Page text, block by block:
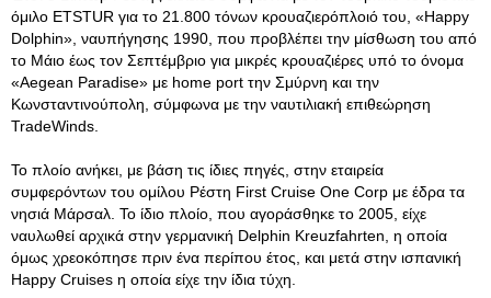
όμιλο ETSTUR για το 21.800 τόνων κρουαζιερόπλοιό του, «Happy
Dolphin», ναυπήγησης 1990, που προβλέπει την μίσθωση του από
το Μάιο έως τον Σεπτέμβριο για μικρές κρουαζιέρες υπό το όνομα
«Aegean Paradise» με home port την Σμύρνη και την
Κωνσταντινούπολη, σύμφωνα με την ναυτιλιακή επιθεώρηση
TradeWinds.
Το πλοίο ανήκει, με βάση τις ίδιες πηγές, στην εταιρεία
συμφερόντων του ομίλου Ρέστη First Cruise One Corp με έδρα τα
νησιά Μάρσαλ. Το ίδιο πλοίο, που αγοράσθηκε το 2005, είχε
ναυλωθεί αρχικά στην γερμανική Delphin Kreuzfahrten, η οποία
όμως χρεοκόπησε πριν ένα περίπου έτος, και μετά στην ισπανική
Happy Cruises η οποία είχε την ίδια τύχη.